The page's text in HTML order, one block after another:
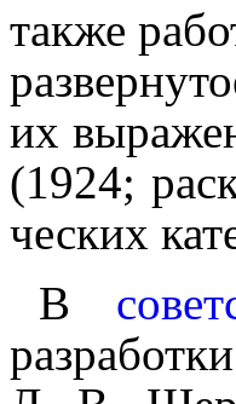
также
их
(1924;
че­ских
В